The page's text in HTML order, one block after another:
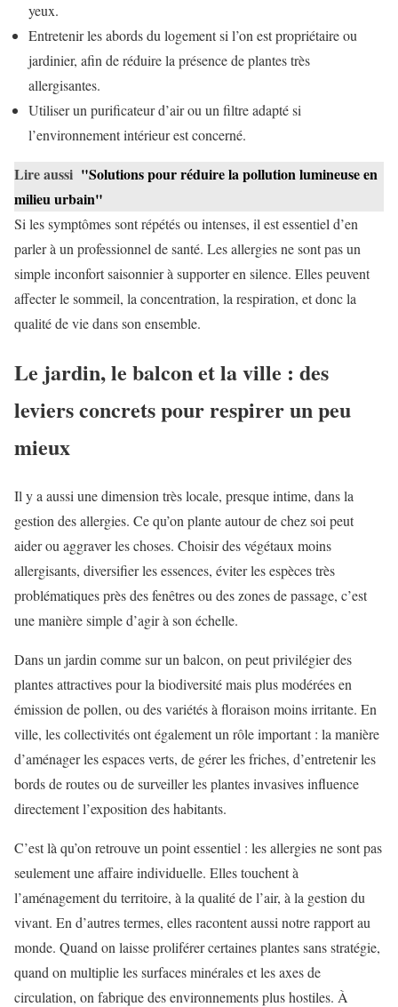
yeux.
Entretenir les abords du logement si l’on est propriétaire ou
jardinier, afin de réduire la présence de plantes très
allergisantes.
Utiliser un purificateur d’air ou un filtre adapté si
l’environnement intérieur est concerné.
Lire aussi "Solutions pour réduire la pollution lumineuse en
milieu urbain"
Si les symptômes sont répétés ou intenses, il est essentiel d’en
parler à un professionnel de santé. Les allergies ne sont pas un
simple inconfort saisonnier à supporter en silence. Elles peuvent
affecter le sommeil, la concentration, la respiration, et donc la
qualité de vie dans son ensemble.
Le jardin, le balcon et la ville : des
leviers concrets pour respirer un peu
mieux
Il y a aussi une dimension très locale, presque intime, dans la
gestion des allergies. Ce qu’on plante autour de chez soi peut
aider ou aggraver les choses. Choisir des végétaux moins
allergisants, diversifier les essences, éviter les espèces très
problématiques près des fenêtres ou des zones de passage, c’est
une manière simple d’agir à son échelle.
Dans un jardin comme sur un balcon, on peut privilégier des
plantes attractives pour la biodiversité mais plus modérées en
émission de pollen, ou des variétés à floraison moins irritante. En
ville, les collectivités ont également un rôle important : la manière
d’aménager les espaces verts, de gérer les friches, d’entretenir les
bords de routes ou de surveiller les plantes invasives influence
directement l’exposition des habitants.
C’est là qu’on retrouve un point essentiel : les allergies ne sont pas
seulement une affaire individuelle. Elles touchent à
l’aménagement du territoire, à la qualité de l’air, à la gestion du
vivant. En d’autres termes, elles racontent aussi notre rapport au
monde. Quand on laisse proliférer certaines plantes sans stratégie,
quand on multiplie les surfaces minérales et les axes de
circulation, on fabrique des environnements plus hostiles. À